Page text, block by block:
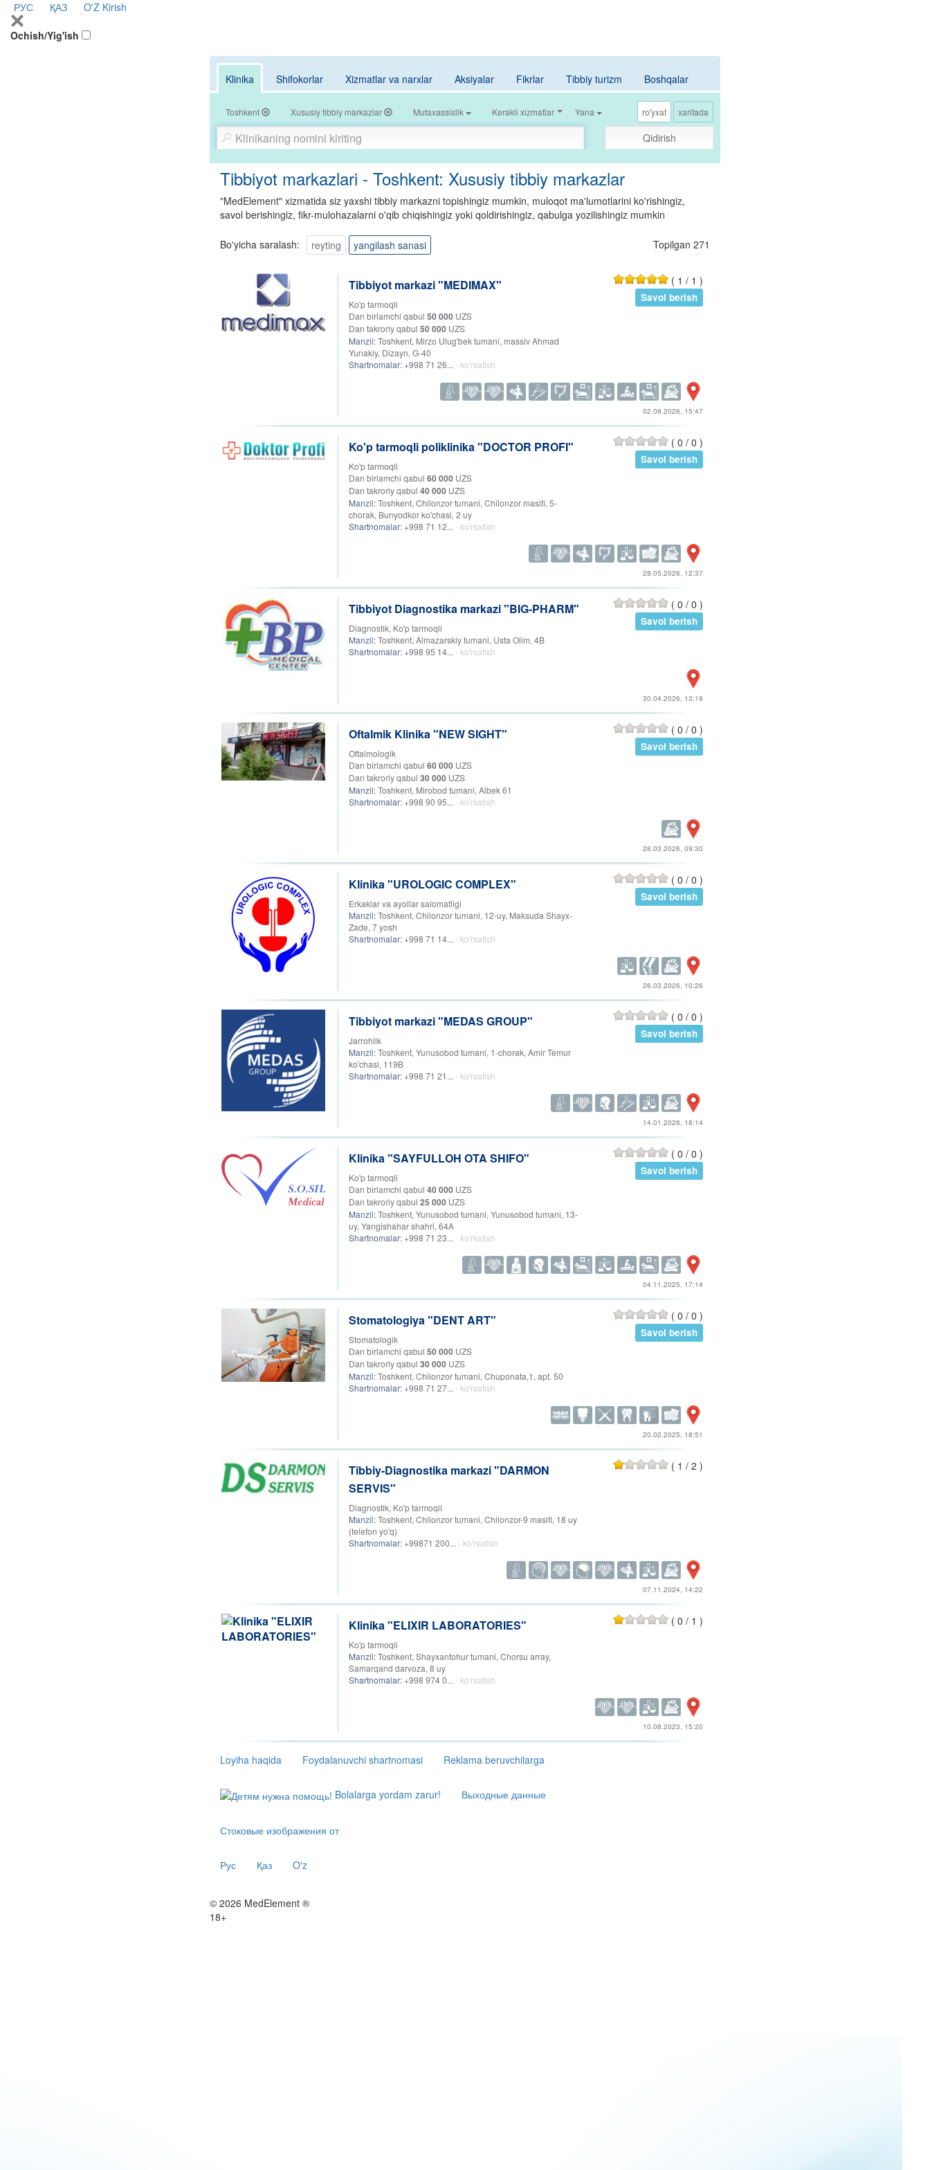
РУС ҚАЗ O'Z Kirish
Ochish/Yig'ish
Klinika Shifokorlar Xizmatlar va narxlar Aksiyalar Fikrlar Tibbiy turizm Boshqalar
Toshkent Xususiy tibbiy markazlar Mutaxassislik Kerakli xizmatlar Yana ro'yxat xaritada
Qidirish
Tibbiyot markazlari - Toshkent: Xususiy tibbiy markazlar
"MedElement" xizmatida siz yaxshi tibbiy markazni topishingiz mumkin, muloqot ma'lumotlarini ko'rishingiz,
savol berishingiz, fikr-mulohazalarni o'qib chiqishingiz yoki qoldirishingiz, qabulga yozilishingiz mumkin
Bo'yicha saralash: reyting yangilash sanasi Topilgan 271
Tibbiyot markazi "MEDIMAX"
Ko'p tarmoqli
Dan birlamchi qabul 50 000UZS
Dan takroriy qabul 50 000UZS
Manzil:Toshkent, Mirzo Ulug'bek tumani, massiv Ahmad
Yunakiy, Dizayn, G-40
Shartnomalar: +998 71 26... - ko'rsatish
( 1 / 1 )
Savol berish
02.08.2026, 15:47
Ko'p tarmoqli poliklinika "DOCTOR PROFI"
Ko'p tarmoqli
Dan birlamchi qabul 60 000UZS
Dan takroriy qabul 40 000UZS
Manzil:Toshkent, Chilonzor tumani, Chilonzor masifi, 5-
chorak, Bunyodkor ko'chasi, 2 uy
Shartnomalar: +998 71 12... - ko'rsatish
( 0 / 0 )
Savol berish
28.05.2026, 12:37
Tibbiyot Diagnostika markazi "BIG-PHARM"
Diagnostik, Ko'p tarmoqli
Manzil:Toshkent, Almazarskiy tumani, Usta Olim, 4B
Shartnomalar: +998 95 14... - ko'rsatish
( 0 / 0 )
Savol berish
30.04.2026, 13:19
Oftalmik Klinika "NEW SIGHT"
Oftalmologik
Dan birlamchi qabul 60 000UZS
Dan takroriy qabul 30 000UZS
Manzil:Toshkent, Mirobod tumani, Aibek 61
Shartnomalar: +998 90 95... - ko'rsatish
( 0 / 0 )
Savol berish
28.03.2026, 09:30
Klinika "UROLOGIC COMPLEX"
Erkaklar va ayollar salomatligi
Manzil:Toshkent, Chilonzor tumani, 12-uy, Maksuda Shayx-
Zade, 7 yosh
Shartnomalar: +998 71 14... - ko'rsatish
( 0 / 0 )
Savol berish
26.03.2026, 10:26
Tibbiyot markazi "MEDAS GROUP"
Jarrohlik
Manzil:Toshkent, Yunusobod tumani, 1-chorak, Amir Temur
ko'chasi, 119B
Shartnomalar: +998 71 21... - ko'rsatish
( 0 / 0 )
Savol berish
14.01.2026, 18:14
Klinika "SAYFULLOH OTA SHIFO"
Ko'p tarmoqli
Dan birlamchi qabul 40 000UZS
Dan takroriy qabul 25 000UZS
Manzil:Toshkent, Yunusobod tumani, Yunusobod tumani, 13-
uy, Yangishahar shahri, 64A
Shartnomalar: +998 71 23... - ko'rsatish
( 0 / 0 )
Savol berish
04.11.2025, 17:14
Stomatologiya "DENT ART"
Stomatologik
Dan birlamchi qabul 50 000UZS
Dan takroriy qabul 30 000UZS
Manzil:Toshkent, Chilonzor tumani, Chuponata,1, apt. 50
Shartnomalar: +998 71 27... - ko'rsatish
( 0 / 0 )
Savol berish
20.02.2025, 18:51
Tibbiy-Diagnostika markazi "DARMON
SERVIS"
Diagnostik, Ko'p tarmoqli
Manzil:Toshkent, Chilonzor tumani, Chilonzor-9 masifi, 18 uy
(telefon yo'q)
Shartnomalar: +99871 200... - ko'rsatish
( 1 / 2 )
07.11.2024, 14:22
Klinika "ELIXIR LABORATORIES"
Ko'p tarmoqli
Manzil:Toshkent, Shayxantohur tumani, Chorsu array,
Samarqand darvoza, 8 uy
Shartnomalar: +998 974 0... - ko'rsatish
( 0 / 1 )
10.08.2023, 15:20
Loyiha haqida Foydalanuvchi shartnomasi Reklama beruvchilarga
Bolalarga yordam zarur! Выходные данные
Стоковые изображения от
Рус Қаз O'z
© 2026 MedElement ®
18+